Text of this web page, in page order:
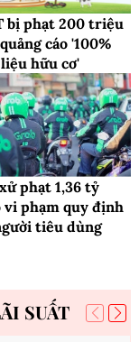
bị phạt 200 triệu
cáo '100%
hữu cơ'
phạt 1,36 tỷ
vi phạm quy định
tiêu dùng
SUẤT